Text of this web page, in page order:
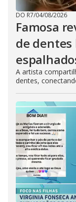
DO R7/04/08/2026
Famosa
de
A artista
dentes,